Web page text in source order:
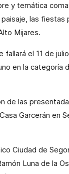
y temática
las fiestas
Mijares.
el 11 de
en la categoría
de las
Garcerán en
Ciudad de
Luna de la